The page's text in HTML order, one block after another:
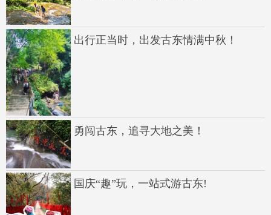
出行正当时，出发古东情满中秋！
勇闯古东，追寻大地之美！
国庆“趣”玩，一站式游古东!